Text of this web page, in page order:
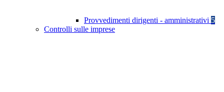
Provvedimenti dirigenti - amministrativi 5
Controlli sulle imprese